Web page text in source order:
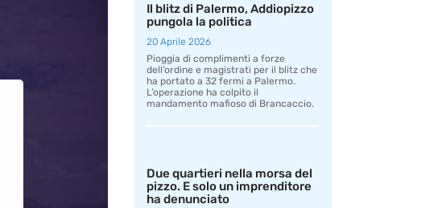
Il blitz di Palermo, Addiopizzo
pungola la politica
20 Aprile 2026
Pioggia di complimenti a forze
dell’ordine e magistrati per il blitz che
ha portato a 32 fermi a Palermo.
L’operazione ha colpito il
mandamento mafioso di Brancaccio.
Due quartieri nella morsa del
pizzo. E solo un imprenditore
ha denunciato